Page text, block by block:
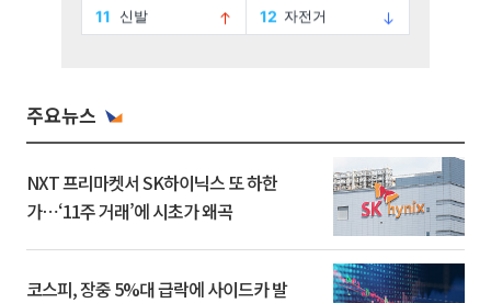
주요뉴스
NXT 프리마켓서 SK하이닉스 또 하한
가⋯‘11주 거래’에 시초가 왜곡
코스피, 장중 5%대 급락에 사이드카 발